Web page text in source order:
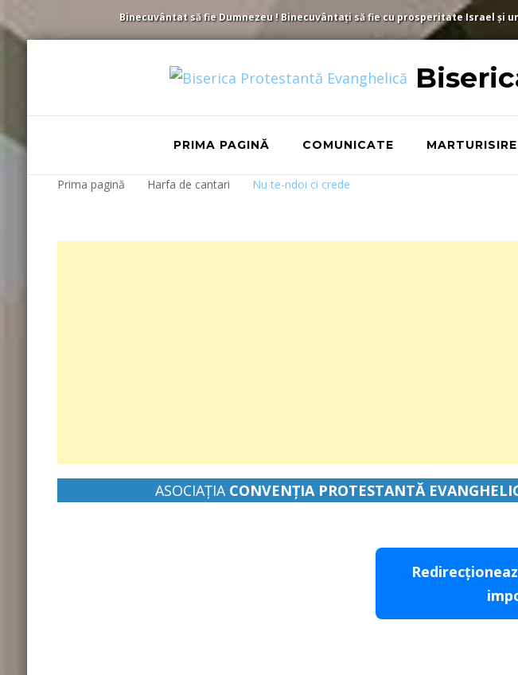
Binecuvântat să fie Dumnezeu ! Binecuvântați să fie cu prosperitate Israel și
PRIMA PAGINĂ COMUNICATE
Prima pagină Harfa de cantari Nu te-ndoi ci crede
ASOCIAȚIA CONVENŢIA PROTESTANTĂ